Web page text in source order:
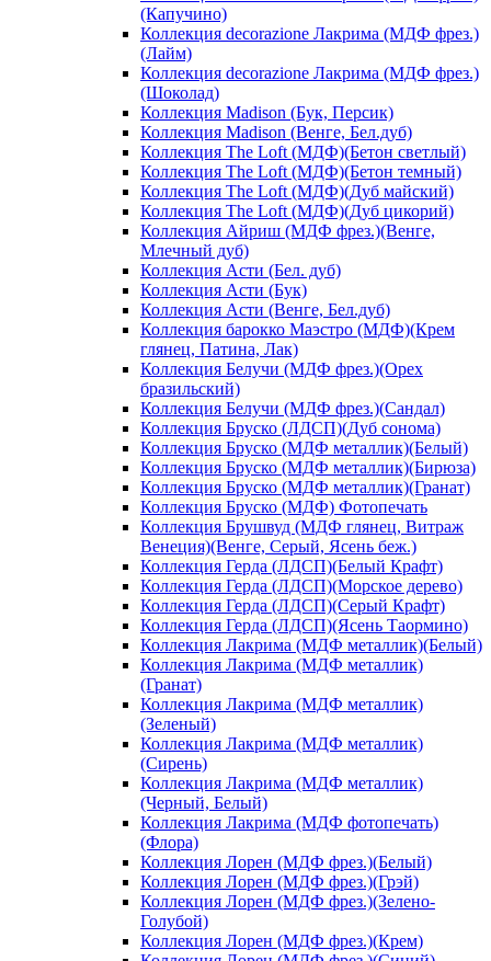
(Капучино)
Коллекция decorazione Лакрима (МДФ фрез.)
(Лайм)
Коллекция decorazione Лакрима (МДФ фрез.)
(Шоколад)
Коллекция Madison (Бук, Персик)
Коллекция Madison (Венге, Бел.дуб)
Коллекция The Loft (МДФ)(Бетон светлый)
Коллекция The Loft (МДФ)(Бетон темный)
Коллекция The Loft (МДФ)(Дуб майский)
Коллекция The Loft (МДФ)(Дуб цикорий)
Коллекция Айриш (МДФ фрез.)(Венге,
Млечный дуб)
Коллекция Асти (Бел. дуб)
Коллекция Асти (Бук)
Коллекция Асти (Венге, Бел.дуб)
Коллекция барокко Маэстро (МДФ)(Крем
глянец, Патина, Лак)
Коллекция Белучи (МДФ фрез.)(Орех
бразильский)
Коллекция Белучи (МДФ фрез.)(Сандал)
Коллекция Бруско (ЛДСП)(Дуб сонома)
Коллекция Бруско (МДФ металлик)(Белый)
Коллекция Бруско (МДФ металлик)(Бирюза)
Коллекция Бруско (МДФ металлик)(Гранат)
Коллекция Бруско (МДФ) Фотопечать
Коллекция Брушвуд (МДФ глянец, Витраж
Венеция)(Венге, Серый, Ясень беж.)
Коллекция Герда (ЛДСП)(Белый Крафт)
Коллекция Герда (ЛДСП)(Морское дерево)
Коллекция Герда (ЛДСП)(Серый Крафт)
Коллекция Герда (ЛДСП)(Ясень Таормино)
Коллекция Лакрима (МДФ металлик)(Белый)
Коллекция Лакрима (МДФ металлик)
(Гранат)
Коллекция Лакрима (МДФ металлик)
(Зеленый)
Коллекция Лакрима (МДФ металлик)
(Сирень)
Коллекция Лакрима (МДФ металлик)
(Черный, Белый)
Коллекция Лакрима (МДФ фотопечать)
(Флора)
Коллекция Лорен (МДФ фрез.)(Белый)
Коллекция Лорен (МДФ фрез.)(Грэй)
Коллекция Лорен (МДФ фрез.)(Зелено-
Голубой)
Коллекция Лорен (МДФ фрез.)(Крем)